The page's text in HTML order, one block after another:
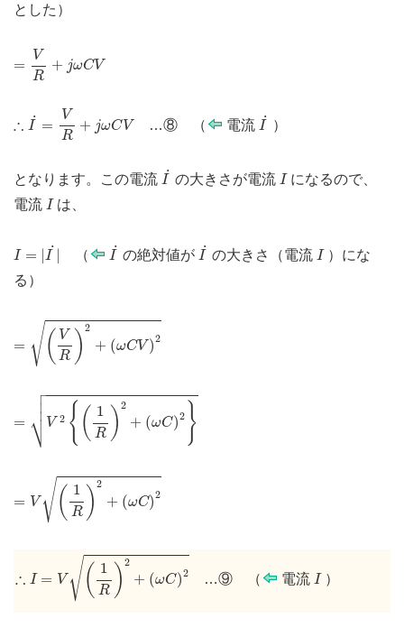
とした ）
=
V
R
+ jωCV
R+
∴ ˙
I =
V
R
+ jωCV
R+
…⑧ （ 電流 ˙
I
˙
）
となります。この電流 ˙
I
I˙
の大きさが電流 I
Iになるので、
電流 I
Iは、
I = |˙
I
I= |
（ ˙
I
I˙
の絶対値が ˙
I
I˙
の大きさ（電流 I
I）にな
る ）
= √( V
R ) 2
+ (ωCV )2
R)2+(ωCV)2
= 


⎷ V 2 { ( 1
R ) 2
+ (ωC)2 }
2{(1R)2+(ωC)2}
= V√( 1
R ) 2
+ (ωC)2
R)2+(ωC)2
∴ I = V √( 1
R ) 2
+ (ωC)2
2+(ωC)2
…⑨ （ 電流 I
I）